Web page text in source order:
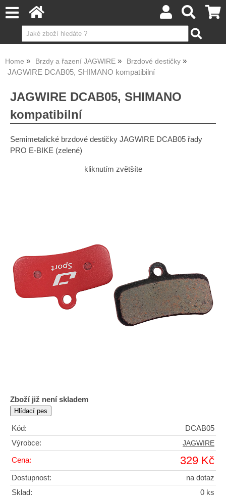
Home Brzdy a řazení JAGWIRE Brzdové destičky
JAGWIRE DCAB05, SHIMANO kompatibilní
JAGWIRE DCAB05, SHIMANO
kompatibilní
Semimetalické brzdové destičky JAGWIRE DCAB05 řady
PRO E-BIKE (zelené)
kliknutím zvětšíte
Zboží již není skladem
Kód:
DCAB05
Výrobce:
JAGWIRE
Cena: 329 Kč
Dostupnost:
na dotaz
Sklad:
0 ks